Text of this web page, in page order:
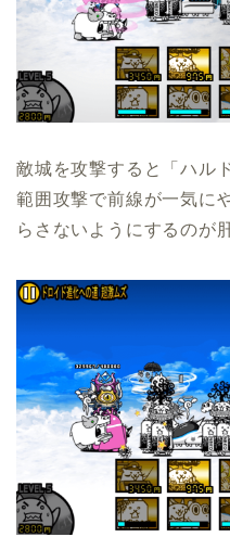
敵城を攻撃すると「ハル
範囲攻撃で前線が一気に
らさないようにするのが